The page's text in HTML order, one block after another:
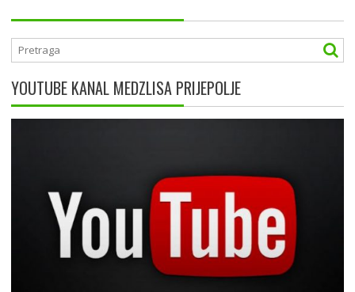
YOUTUBE KANAL MEDZLISA PRIJEPOLJE